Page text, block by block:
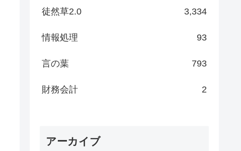
徒然草2.0 3,334
情報処理 93
言の葉 793
財務会計 2
アーカイブ